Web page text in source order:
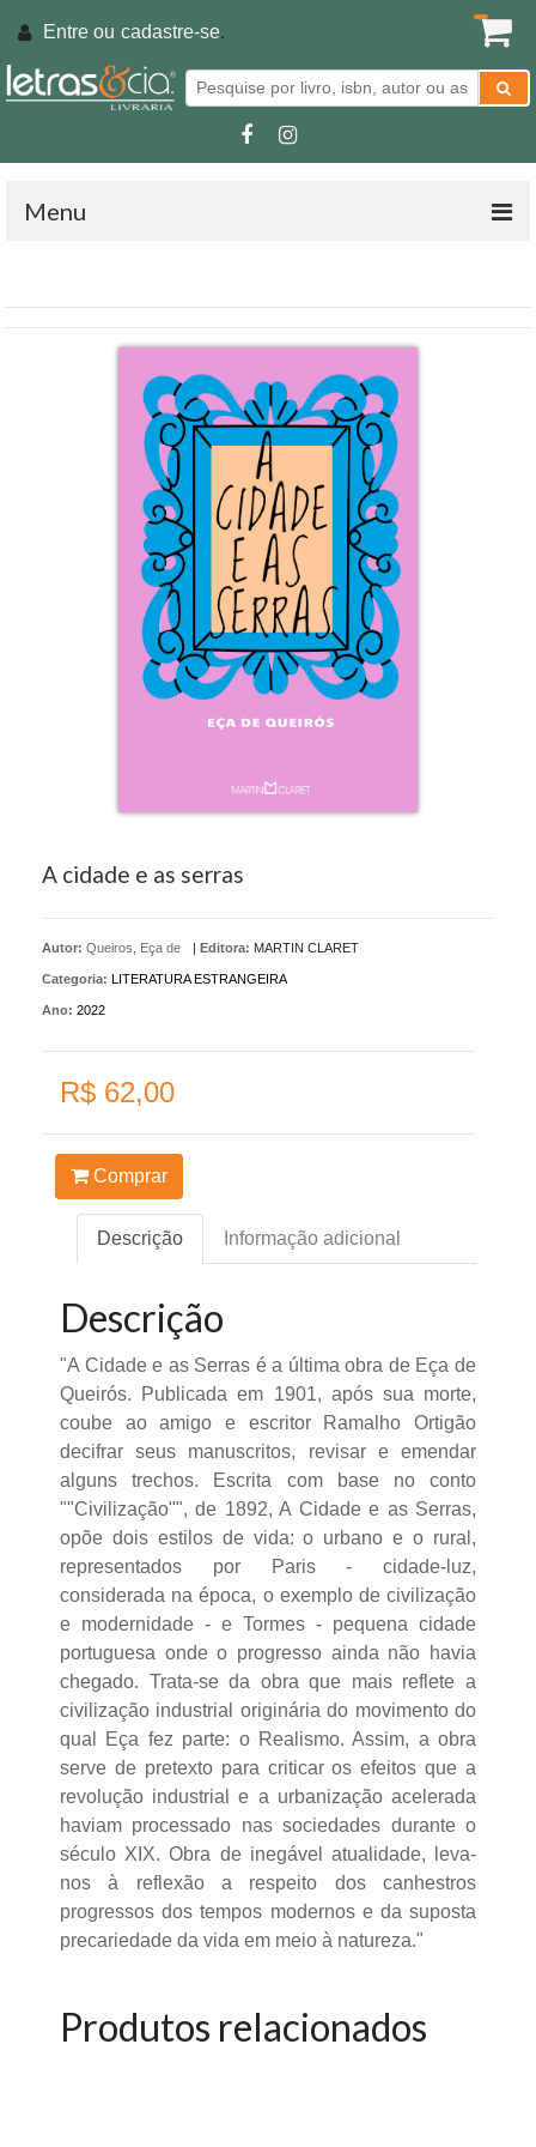
Entre ou cadastre-se.
Menu
A cidade e as serras
Autor: Queiros, Eça de Editora: MARTIN CLARET
Categoria: LITERATURA ESTRANGEIRA
Ano: 2022
R$ 62,00
Comprar
Descrição Informação adicional
Descrição
"A Cidade e as Serras é a última obra de Eça de
Queirós. Publicada em 1901, após sua morte,
coube ao amigo e escritor Ramalho Ortigão
decifrar seus manuscritos, revisar e emendar
alguns trechos. Escrita com base no conto
""Civilização"", de 1892, A Cidade e as Serras,
opõe dois estilos de vida: o urbano e o rural,
representados por Paris - cidade-luz,
considerada na época, o exemplo de civilização
e modernidade - e Tormes - pequena cidade
portuguesa onde o progresso ainda não havia
chegado. Trata-se da obra que mais reflete a
civilização industrial originária do movimento do
qual Eça fez parte: o Realismo. Assim, a obra
serve de pretexto para criticar os efeitos que a
revolução industrial e a urbanização acelerada
haviam processado nas sociedades durante o
século XIX. Obra de inegável atualidade, leva-
nos à reflexão a respeito dos canhestros
progressos dos tempos modernos e da suposta
precariedade da vida em meio à natureza."
Produtos relacionados